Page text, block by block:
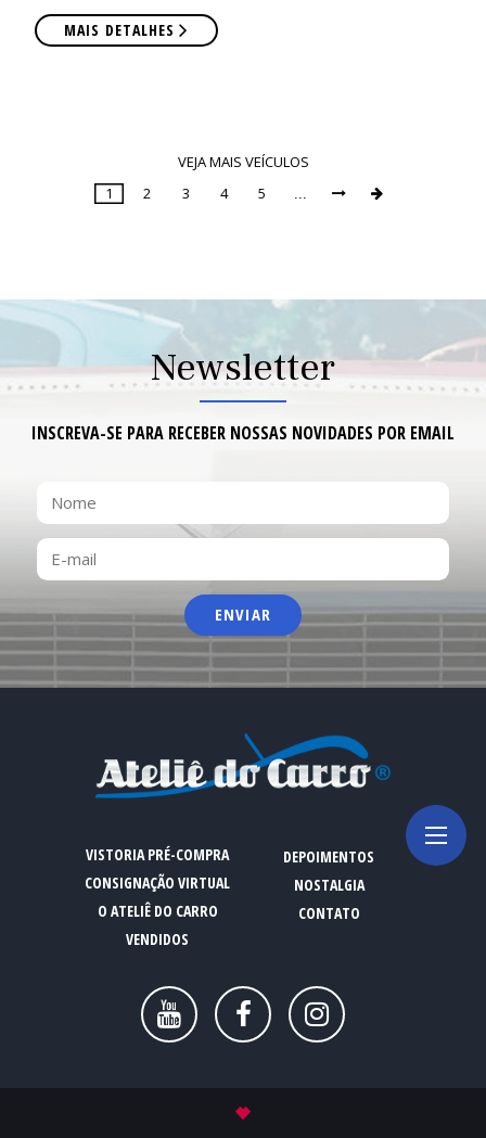
MAIS DETALHES
VEJA MAIS VEÍCULOS
Page
1 2 3 4 5  
Newsletter
INSCREVA-SE PARA RECEBER NOSSAS NOVIDADES POR EMAIL
NOME
E-
MAIL
VISTORIA PRÉ-COMPRA
CONSIGNAÇÃO VIRTUAL
O ATELIÊ DO CARRO
VENDIDOS
DEPOIMENTOS
NOSTALGIA
CONTATO